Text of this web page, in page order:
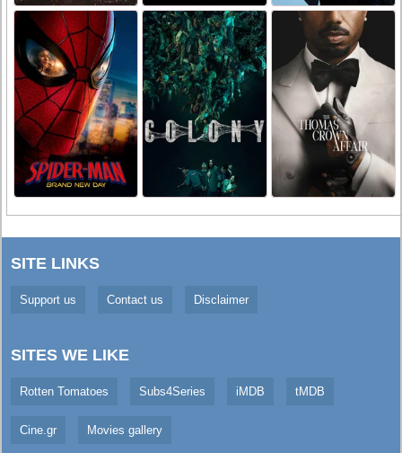
SITE LINKS
Support us Contact us Disclaimer
SITES WE LIKE
Rotten Tomatoes Subs4Series iMDB tMDB
Cine.gr Movies gallery